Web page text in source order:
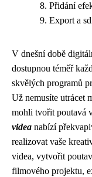
Přidání
Export a
V dnešní době
dostupnou téměř
skvělých programů
Už nemusíte utrácet
mohli tvořit poutavá
videa nabízí
realizovat vaše
videa, vytvořit
filmového projektu,